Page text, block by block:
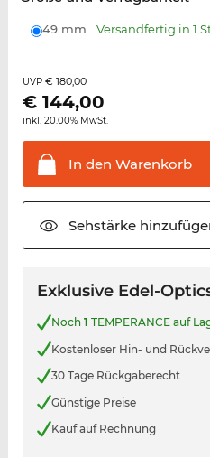
49 mm Versandfertig in 1
UVP € 180,00
€ 144,00
inkl. 20.00% MwSt.
In den Warenkorb
Sehstärke
Exklusive Edel-
Noch 1 TEMPERANCE auf
Kostenloser Hin- und
30 Tage Rückgaberecht
Günstige Preise
Kauf auf Rechnung